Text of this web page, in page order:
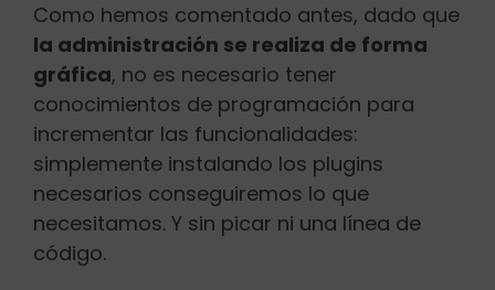
Como hemos comentado antes, dado que
la administración se realiza de forma
gráfica, no es necesario tener
conocimientos de programación para
incrementar las funcionalidades:
simplemente instalando los plugins
necesarios conseguiremos lo que
necesitamos. Y sin picar ni una línea de
código.